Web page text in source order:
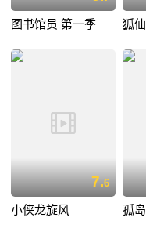
图书馆员 第一季 狐仙
7.6
小侠龙旋风 孤